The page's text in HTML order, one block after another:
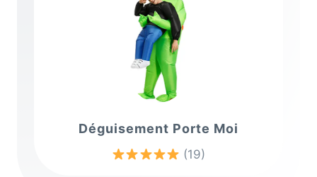
Déguisement Porte Moi
(19)